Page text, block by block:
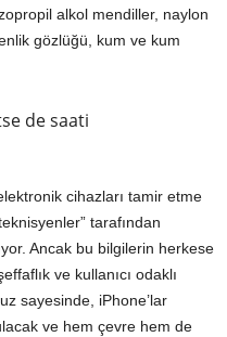
alkol mendiller, naylon
gözlüğü, kum ve kum
de saati
cihazları tamir etme
tarafından
Ancak bu bilgilerin herkese
ve kullanıcı odaklı
sayesinde, iPhone’lar
ve hem çevre hem de